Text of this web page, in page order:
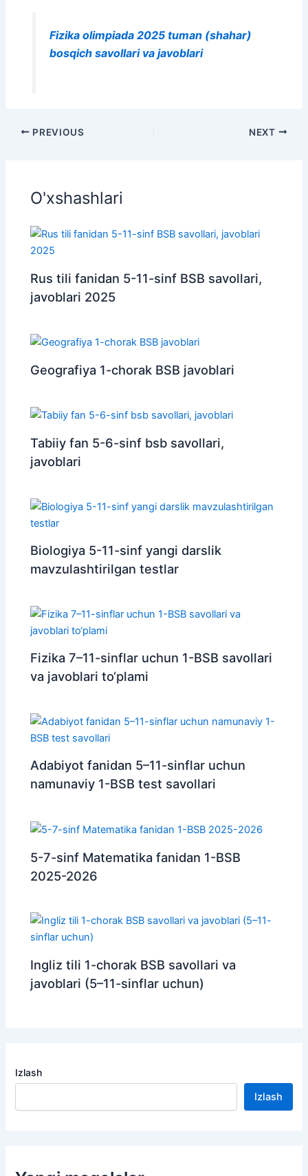
Fizika olimpiada 2025 tuman (shahar)
bosqich savollari va javoblari
PREVIOUS NEXT
O'xshashlari
Rus tili fanidan 5-11-sinf BSB savollari,
javoblari 2025
Geografiya 1-chorak BSB javoblari
Tabiiy fan 5-6-sinf bsb savollari,
javoblari
Biologiya 5-11-sinf yangi darslik
mavzulashtirilgan testlar
Fizika 7–11-sinflar uchun 1-BSB savollari
va javoblari to‘plami
Adabiyot fanidan 5–11-sinflar uchun
namunaviy 1-BSB test savollari
5-7-sinf Matematika fanidan 1-BSB
2025-2026
Ingliz tili 1-chorak BSB savollari va
javoblari (5–11-sinflar uchun)
Izlash
Izlash